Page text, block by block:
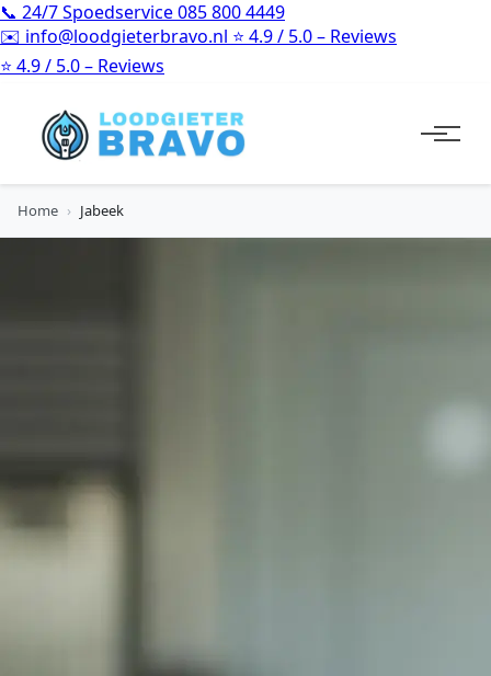
📞 24/7 Spoedservice085 800 4449
✉️ info@loodgieterbravo.nl ⭐ 4.9 / 5.0 – Reviews
⭐ 4.9 / 5.0 – Reviews
Home › Jabeek